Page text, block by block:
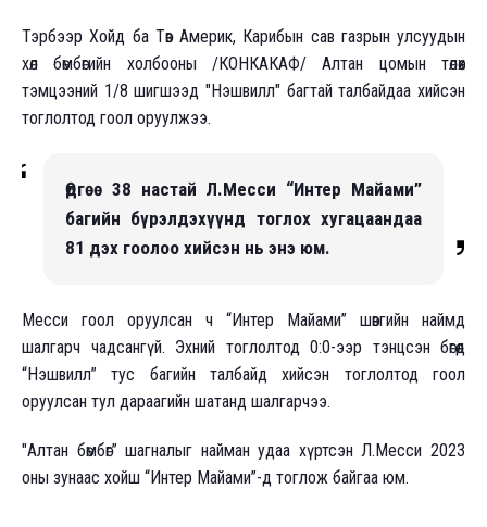
Тэрбээр Хойд ба Төв Америк, Карибын сав газрын улсуудын
хөл бөмбөгийн холбооны /КОНКАКАФ/ Алтан цомын төлөөх
тэмцээний 1/8 шигшээд "Нэшвилл" багтай талбайдаа хийсэн
тоглолтод гоол оруулжээ.
Өдгөө 38 настай Л.Месси “Интер Майами”
багийн бүрэлдэхүүнд тоглох хугацаандаа
81 дэх гоолоо хийсэн нь энэ юм.
Месси гоол оруулсан ч “Интер Майами” шөвгийн наймд
шалгарч чадсангүй. Эхний тоглолтод 0:0-ээр тэнцсэн бөгөөд
“Нэшвилл” тус багийн талбайд хийсэн тоглолтод гоол
оруулсан тул дараагийн шатанд шалгарчээ.
"Алтан бөмбөг” шагналыг найман удаа хүртсэн Л.Месси 2023
оны зунаас хойш “Интер Майами”-д тоглож байгаа юм.